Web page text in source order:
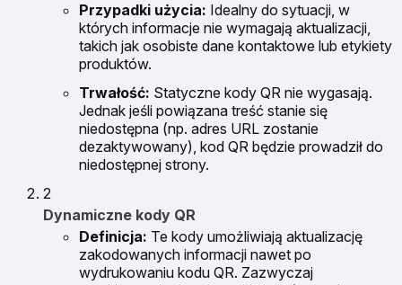
Przypadki użycia: Idealny do sytuacji, w
których informacje nie wymagają aktualizacji,
takich jak osobiste dane kontaktowe lub etykiety
produktów.
Trwałość: Statyczne kody QR nie wygasają.
Jednak jeśli powiązana treść stanie się
niedostępna (np. adres URL zostanie
dezaktywowany), kod QR będzie prowadził do
niedostępnej strony.
2
Dynamiczne kody QR
Definicja: Te kody umożliwiają aktualizację
zakodowanych informacji nawet po
wydrukowaniu kodu QR. Zazwyczaj